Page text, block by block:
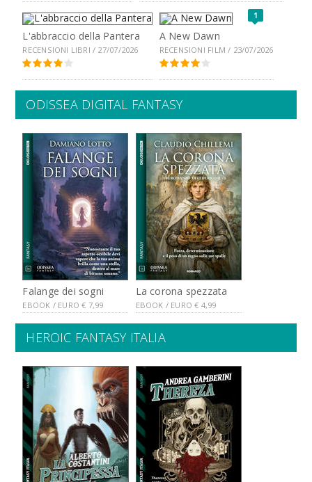
L'abbraccio della Pantera
RECENSIONI LIBRI / 27/07/2026
1
A New Dawn
RECENSIONI FILM / 23/07/2026
ODISSEA DIGITAL FANTASY
Falange dei sogni
EBOOK / EURO€ 7,99
La corona spezzata
EBOOK / EURO€ 4,99
HEROIC FANTASY ITALIA